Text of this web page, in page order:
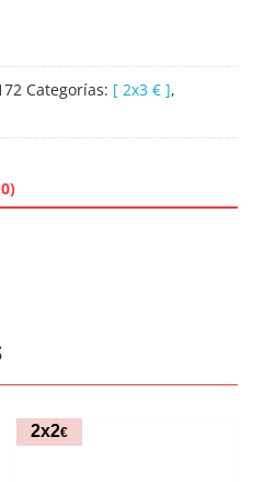
Categorías: [ 2x3 € ],
2x2€